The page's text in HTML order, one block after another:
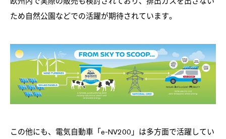
ため自然公園などでの活躍が期待されています。
この他にも、電気自動車「e-NV200」は多方面で活躍してい